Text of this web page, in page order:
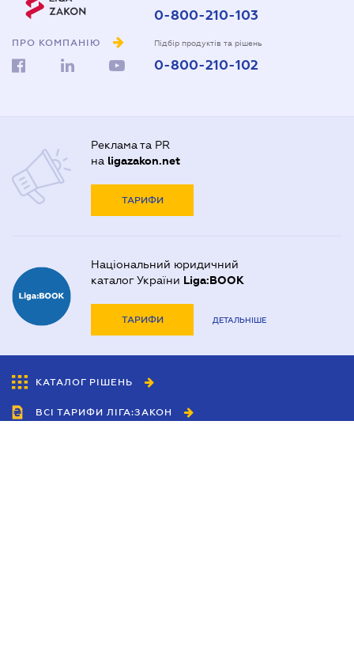
ПРО КОМПАНІЮ
0-800-210-103
Підбір продуктів та рішень
0-800-210-102
Реклама та PR
на ligazakon.net
ТАРИФИ
Національний юридичний
каталог України Liga:BOOK
ТАРИФИ ДЕТАЛЬНІШЕ
КАТАЛОГ РІШЕНЬ
ВСІ ТАРИФИ ЛІГА:ЗАКОН